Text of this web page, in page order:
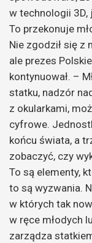
w technologii
To przekonuje
Nie zgodził się z
ale prezes
kontynuował. –
statku, nadzór
z okularkami,
cyfrowe.
końcu świata, a
zobaczyć, czy
To są elementy,
to są wyzwania.
w których tak
w ręce młodych
zarządza